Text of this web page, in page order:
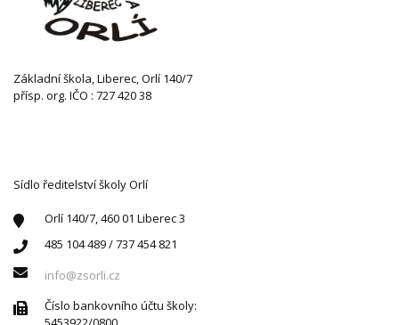
Základní škola, Liberec, Orlí 140/7
přísp. org. IČO : 727 420 38
Sídlo ředitelství školy Orlí
Orlí 140/7, 460 01 Liberec 3
485 104 489 / 737 454 821
info@zsorli.cz
Číslo bankovního účtu školy: